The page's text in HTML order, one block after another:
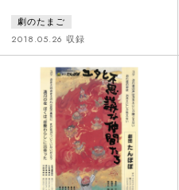
とバカだったり、とぼけたハトが
大活躍したり、意地悪なお姉さん
たちも可愛らしかったり。主役の
シンデレラよりも、脇役の人た
ち、動物たちがちょっとおかしく
て、劇にしてみたらとっても面白
いんです。舞台側の客席にはクッ
ションマットを敷いた子どもたち
のための特別席を用意して、子ど
もたちが、這い回ったり、寝転ん
だり、ワイワイ
劇のたまご
2018.05.26 収録